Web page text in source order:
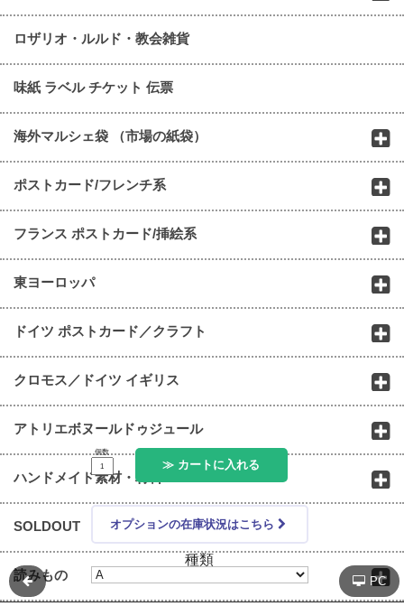
個数
≫ カートに入れる
オプションの在庫状況はこちら
種類
ロザリオ・ルルド・教会雑貨
味紙 ラベル チケット 伝票
海外マルシェ袋 （市場の紙袋）
ポストカード/フレンチ系
フランス ポストカード/挿絵系
東ヨーロッパ
ドイツ ポストカード／クラフト
クロモス／ドイツ イギリス
アトリエボヌールドゥジュール
ハンドメイド素材・材料
SOLDOUT
読みもの PC